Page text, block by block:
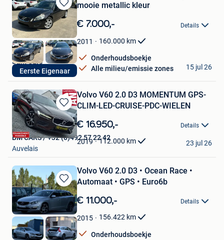
Bewaren
in
Mijn
Favorieten
Eerste Eigenaar
mooie metallic kleur
€ 7.000,- Details
2011 160.000 km
Onderhoudsboekje
Alle milieu/emissie zones
S&M Cars
Moorslede
15 jul 26
Bewaren
in
Mijn
Favorieten
Volvo V60 2.0 D3 MOMENTUM GPS-
CLIM-LED-CRUISE-PDC-WIELEN
€ 16.950,- Details
2019 112.000 km
BM CARS / +32 (0)492 57 22 42
Auvelais
23 jul 26
Bewaren
in
Mijn
Favorieten
Volvo V60 2.0 D3 • Ocean Race •
Automaat • GPS • Euro6b
€ 11.000,- Details
2015 156.422 km
Onderhoudsboekje